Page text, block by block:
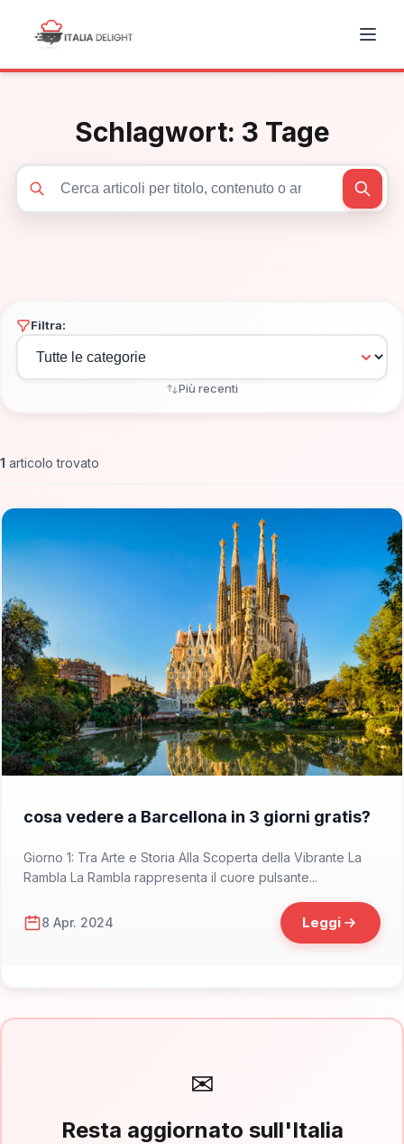
Schlagwort: 3 Tage
Filtra:
Più recenti
1 articolo trovato
cosa vedere a Barcellona in 3 giorni gratis?
Giorno 1: Tra Arte e Storia Alla Scoperta della Vibrante La
Rambla La Rambla rappresenta il cuore pulsante...
8 Apr. 2024 Leggi
✉
Resta aggiornato sull'Italia